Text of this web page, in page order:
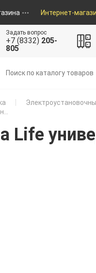
Интернет-
Задать вопрос
+7 (8332) 205-
805
Life